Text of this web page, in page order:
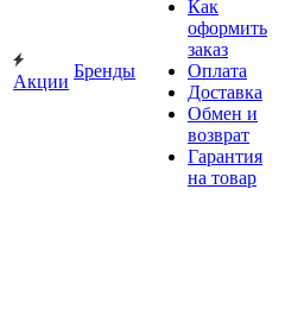
Акции
Бренды
Как
оформить
заказ
Оплата
Доставка
Обмен и
возврат
Гарантия
на товар